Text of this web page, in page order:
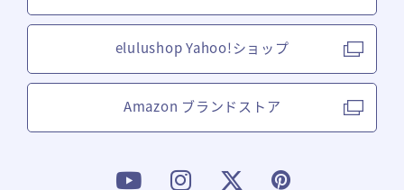
elulushop Yahoo!ショップ
Amazon ブランドストア